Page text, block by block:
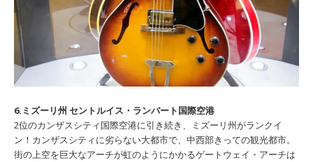
6.ミズーリ州 セントルイス・ランバート国際空港
2位のカンザスシティ国際空港に引き続き、ミズーリ州がランクイ
ン！カンザスシティに劣らない大都市で、中西部きっての観光都市。
街の上空を巨大なアーチが虹のようにかかるゲートウェイ・アーチは